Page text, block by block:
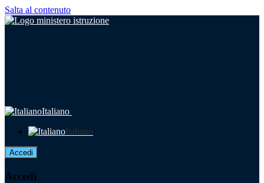
Salta al contenuto
Italiano
Italiano
Accedi
Accedi